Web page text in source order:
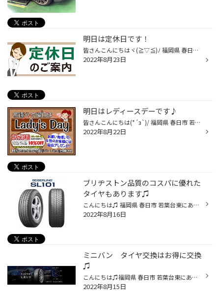
明日は定休日です！
皆さんこんにちはヾ(≧▽≦)ﾉ 福岡県 春日市 若葉台東 にあるタイヤ館春日店です。 タイヤ館春日店のHPをご覧いただき 誠にありがとうございます！ 24日(水)は定休日となっております。 ご迷惑をおかけいたしますが、 ご来店の際はご注意くださいませm(_ _)m
2022年8月23日
明日はレディースデーです♪
皆さんこんにちは(*´з`)/ 福岡県 春日市 若葉台東 にあるタイヤ館春日店です♪ タイヤ館春日店のHPをご覧いただき、 誠にありがとうございます(｡-_-｡) 明日はレディースデーとなっております(´艸｀*)♪ オイル・バッテリー・ワイパーなど、 メンテナンス用品が10％OFFとなります(*´з`)/ また、お買い...
2022年8月22日
ブリヂストン品質のコスパに優れた
タイヤもあります♫
こんにちは♫ 福岡県 春日市 若葉台東にありますタイヤ館春日店のWEBをご覧の皆様、いつもありがとうございます。 タイヤ館春日店の牧口です！ 商品を買う際、高い商品から安価な商品。 機能性に優れた商品からシンプルで使いやすい商品。 高品質の商品から適度な品質の商品。 耐久性に優れた長く使...
2022年8月16日
ミニバン タイヤ交換はお得に交換
♫
こんにちは♫福岡県 春日市 若葉台東にありますタイヤ館 春日店のWebを御覧の皆様ありがとうございます♪ 福岡県 春日市、大野城市、那珂川市、博多区の ミニバン タイヤ交換も お任せの、タイヤ館 春日店の牧口です♪ヽ(´▽｀)/ タイヤ館は、あなたの町の "タイヤ専門店"です。 今日はブリヂストンのミ...
2022年8月15日